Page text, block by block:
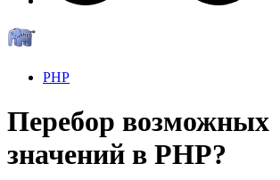
PHP
Перебор возможных
значений в PHP?